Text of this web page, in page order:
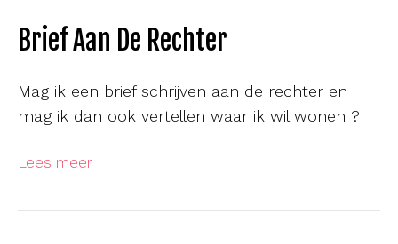
Brief Aan De Rechter
Mag ik een brief schrijven aan de rechter en
mag ik dan ook vertellen waar ik wil wonen ?
Lees meer